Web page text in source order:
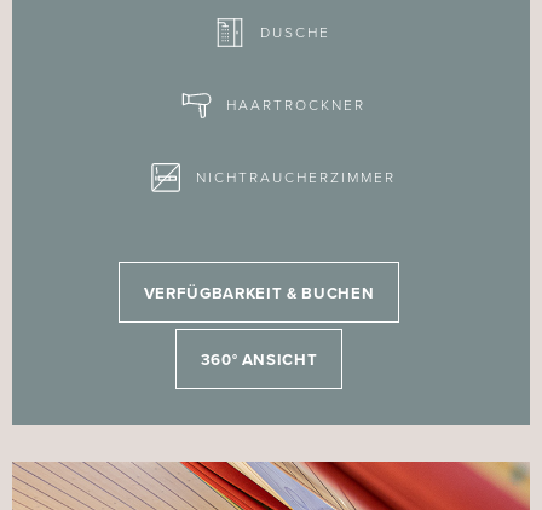
DUSCHE
HAARTROCKNER
NICHTRAUCHERZIMMER
VERFÜGBARKEIT & BUCHEN
360° ANSICHT